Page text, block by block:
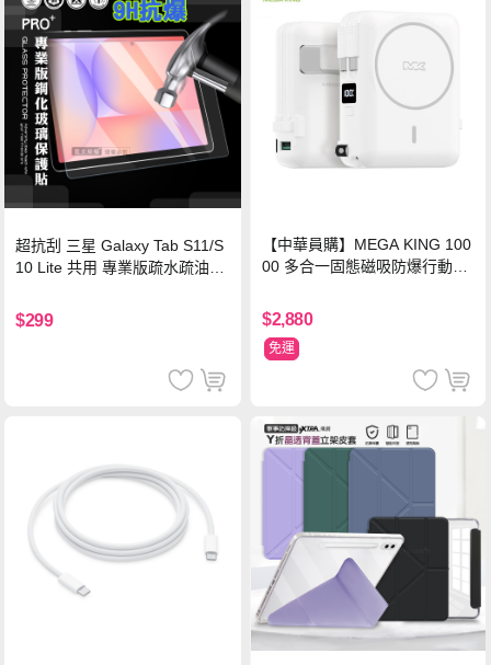
超抗刮 三星 Galaxy Tab S11/S
10 Lite 共用 專業版疏水疏油9H
$299
【中華員購】MEGA KING 100
00 多合一固態磁吸防爆行動電
$2,880
免運